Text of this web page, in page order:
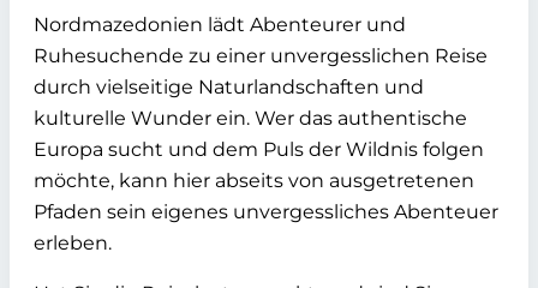
Nordmazedonien lädt Abenteurer und
Ruhesuchende zu einer unvergesslichen Reise
durch vielseitige Naturlandschaften und
kulturelle Wunder ein. Wer das authentische
Europa sucht und dem Puls der Wildnis folgen
möchte, kann hier abseits von ausgetretenen
Pfaden sein eigenes unvergessliches Abenteuer
erleben.